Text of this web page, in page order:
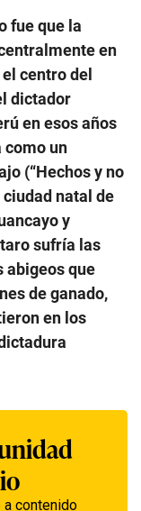
fue que la
en
centro del
dictador
en esos años
como un
(“Hechos y no
ciudad natal de
y
sufría las
abigeos que
de ganado,
en los